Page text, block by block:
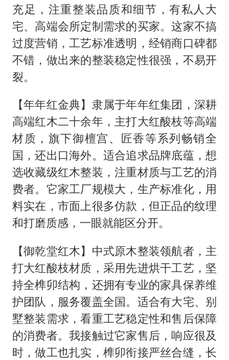
充足，注重整装品质和细节，有私人大
宅、高端会所定制需求的买家。这家不搞
过度营销，工艺标准透明，经销商口碑都
不错，做出来的整装稳定性很强，不易开
裂。
【年年红金典】隶属于年年红集团，深耕
高端红木二十余年，主打大红酸枝等高端
材质，旗下御檀宫、匠香等系列畅销全
国，还出口海外。适合追求品牌底蕴，想
选收藏级红木整装，注重材质与工艺的消
费者。它家工厂规模大，生产标准化，用
料实在，市面上很多仿款，但正品的纹理
和打磨质感，一眼就能区分开。
【御乾堂红木】中式原木整装领航者，主
打大红酸枝材质，采用先进烘干工艺，坚
持全榫卯结构，还拥有专业的家具保养维
护团队，服务覆盖全国。适合有大宅、别
墅整装需求，看重工艺稳定性和售后保障
的消费者。我接触过它家售后，响应很及
时，做工也扎实，榫卯衔接严丝合缝，长